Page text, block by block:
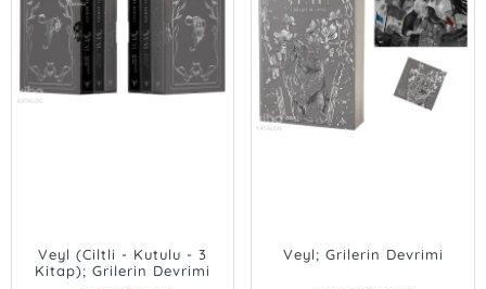
Veyl (Ciltli - Kutulu - 3
Kitap); Grilerin Devrimi
Veyl; Grilerin Devrimi